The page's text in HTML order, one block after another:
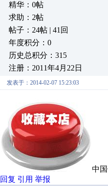
精华：0帖
求助：2帖
帖子：24帖 | 41回
年度积分：0
历史总积分：315
注册：2011年4月22日
发表于：2014-02-07 15:23:03
中
回复 引用 举报